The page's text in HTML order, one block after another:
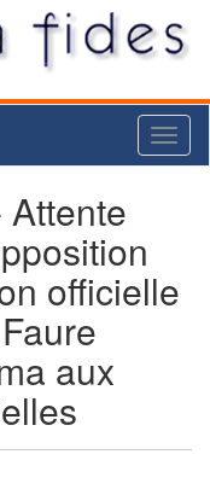
Attente
officielle
aux